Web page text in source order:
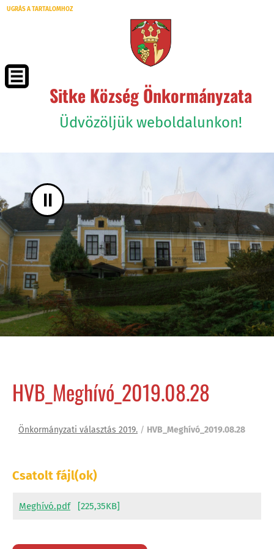
UGRÁS A TARTALOMHOZ
Sitke Község Önkormányzata
Üdvözöljük weboldalunkon!
II
HVB_Meghívó_2019.08.28
Önkormányzati választás 2019. / HVB_Meghívó_2019.08.28
Csatolt fájl(ok)
Meghívó.pdf [225,35KB]